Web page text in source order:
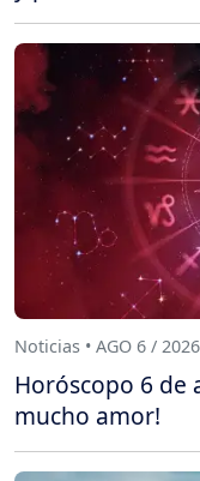
Noticias • AGO 6 / 2026
Horóscopo 6 de
mucho amor!